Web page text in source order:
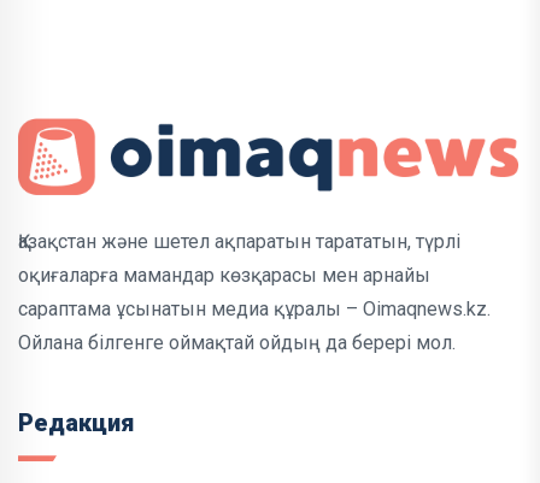
Қазақстан және шетел ақпаратын тарататын, түрлі
оқиғаларға мамандар көзқарасы мен арнайы
сараптама ұсынатын медиа құралы – Oimaqnews.kz.
Ойлана білгенге оймақтай ойдың да берері мол.
Редакция